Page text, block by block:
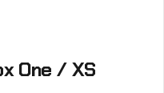
One / XS